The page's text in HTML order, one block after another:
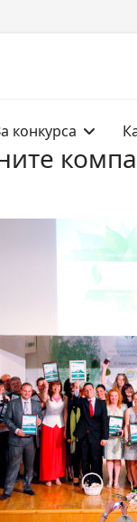
конкурса